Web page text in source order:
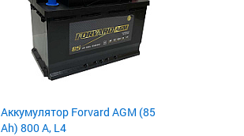
Аккумулятор Forvard AGM (85
Ah) 800 А, L4